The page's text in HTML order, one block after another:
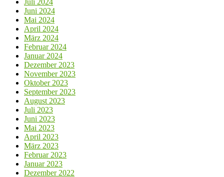
Juni 2024
Mai 2024
April 2024
März 2024
Februar 2024
Januar 2024
Dezember 2023
November 2023
Oktober 2023
September 2023
August 2023
Juli 2023
Juni 2023
Mai 2023
April 2023
März 2023
Februar 2023
Januar 2023
Dezember 2022